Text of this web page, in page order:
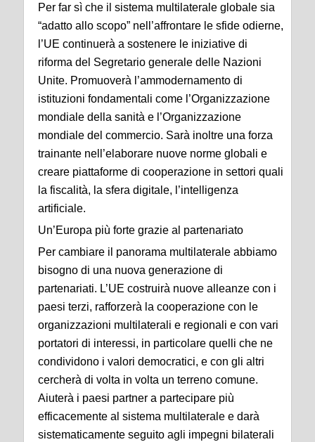
Per far sì che il sistema multilaterale globale sia
“adatto allo scopo” nell’affrontare le sfide odierne,
l’UE continuerà a sostenere le iniziative di
riforma del Segretario generale delle Nazioni
Unite. Promuoverà l’ammodernamento di
istituzioni fondamentali come l’Organizzazione
mondiale della sanità e l’Organizzazione
mondiale del commercio. Sarà inoltre una forza
trainante nell’elaborare nuove norme globali e
creare piattaforme di cooperazione in settori quali
la fiscalità, la sfera digitale, l’intelligenza
artificiale.
Un’Europa più forte grazie al partenariato
Per cambiare il panorama multilaterale abbiamo
bisogno di una nuova generazione di
partenariati. L’UE costruirà nuove alleanze con i
paesi terzi, rafforzerà la cooperazione con le
organizzazioni multilaterali e regionali e con vari
portatori di interessi, in particolare quelli che ne
condividono i valori democratici, e con gli altri
cercherà di volta in volta un terreno comune.
Aiuterà i paesi partner a partecipare più
efficacemente al sistema multilaterale e darà
sistematicamente seguito agli impegni bilaterali